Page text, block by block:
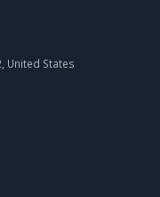
United States